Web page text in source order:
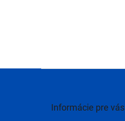
Informácie pre vás